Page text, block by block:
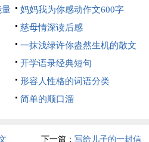
量
妈妈我为你感动作文600字
慈母情深读后感
一抹浅绿许你盎然生机的散文
开学语录经典短句
形容人性格的词语分类
简单的顺口溜
下一篇： 写给儿子的一封信